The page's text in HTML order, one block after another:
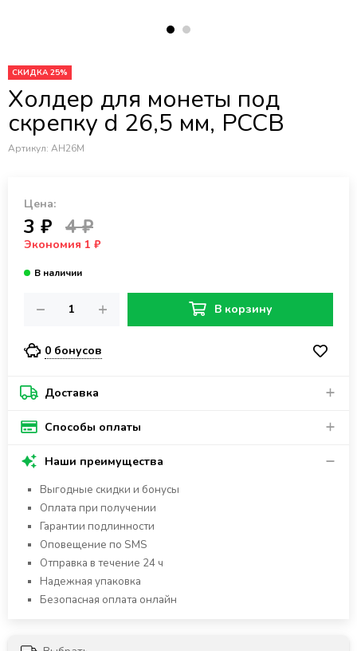
СКИДКА 25%
Холдер для монеты под
скрепку d 26,5 мм, PCCB
Артикул: AH26M
Цена:
3 ₽ 4 ₽
Экономия 1 ₽
В корзину
0 бонусов
Доставка
Способы оплаты
Наши преимущества
Выгодные скидки и бонусы
Оплата при получении
Гарантии подлинности
Оповещение по SMS
Отправка в течение 24 ч
Надежная упаковка
Безопасная оплата онлайн